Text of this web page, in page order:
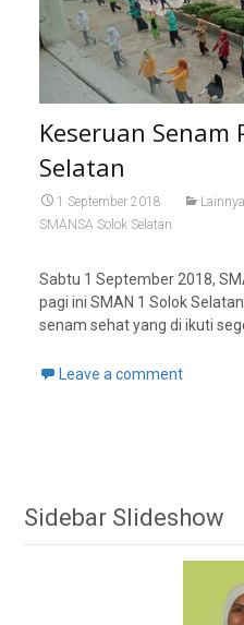
Keseruan Senam
Selatan
1 September 2018 Lainnya
SMANSA Solok Selatan
Sabtu 1 September 2018,
pagi ini SMAN 1 Solok
senam sehat yang di ikuti
Leave a comment
Sidebar Slideshow